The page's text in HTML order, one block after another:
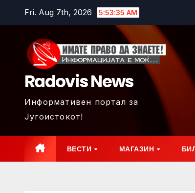
Fri. Aug 7th, 2026 5:53:37 AM
Radovis News
Информативен портал за
Југоистокот!
ВЕСТИ МАГАЗИН